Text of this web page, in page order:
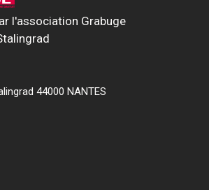
l'association Grabuge
44000 NANTES